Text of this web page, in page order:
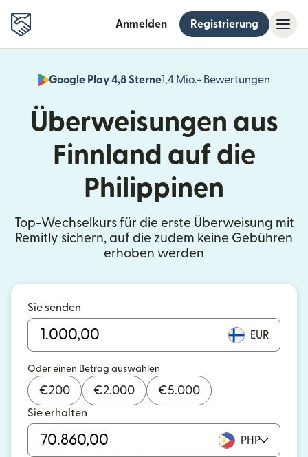
Anmelden Registrierung
Google Play 4,8 Sterne1,4 Mio.+ Bewertungen
Überweisungen aus
Finnland auf die
Philippinen
Top-Wechselkurs für die erste Überweisung mit
Remitly sichern, auf die zudem keine Gebühren
erhoben werden
Sie senden
EUR
Oder einen Betrag auswählen
€200 €2.000 €5.000
Sie erhalten
PHP